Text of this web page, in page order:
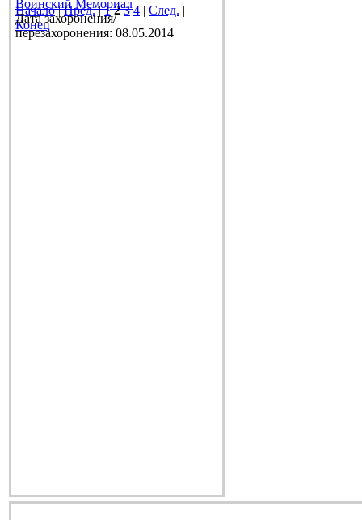
Начало|Пред.|1 2 3 4 | След. |
Конец
Воинский Мемориал
Дата захоронения/
перезахоронения: 08.05.2014